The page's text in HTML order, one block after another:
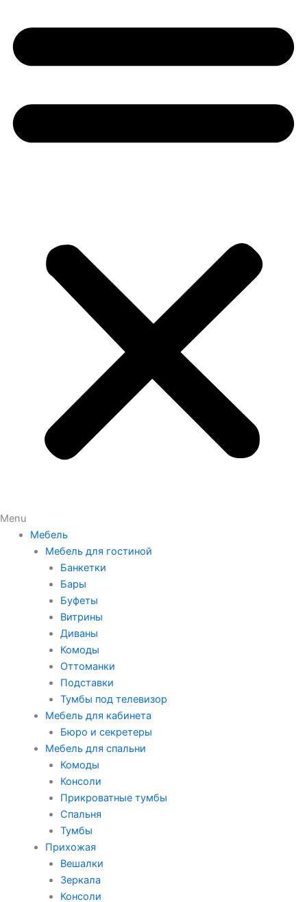
Menu
Мебель
Мебель для гостиной
Банкетки
Бары
Буфеты
Витрины
Диваны
Комоды
Оттоманки
Подставки
Тумбы под телевизор
Мебель для кабинета
Бюро и секретеры
Мебель для спальни
Комоды
Консоли
Прикроватные тумбы
Спальня
Тумбы
Прихожая
Вешалки
Зеркала
Консоли